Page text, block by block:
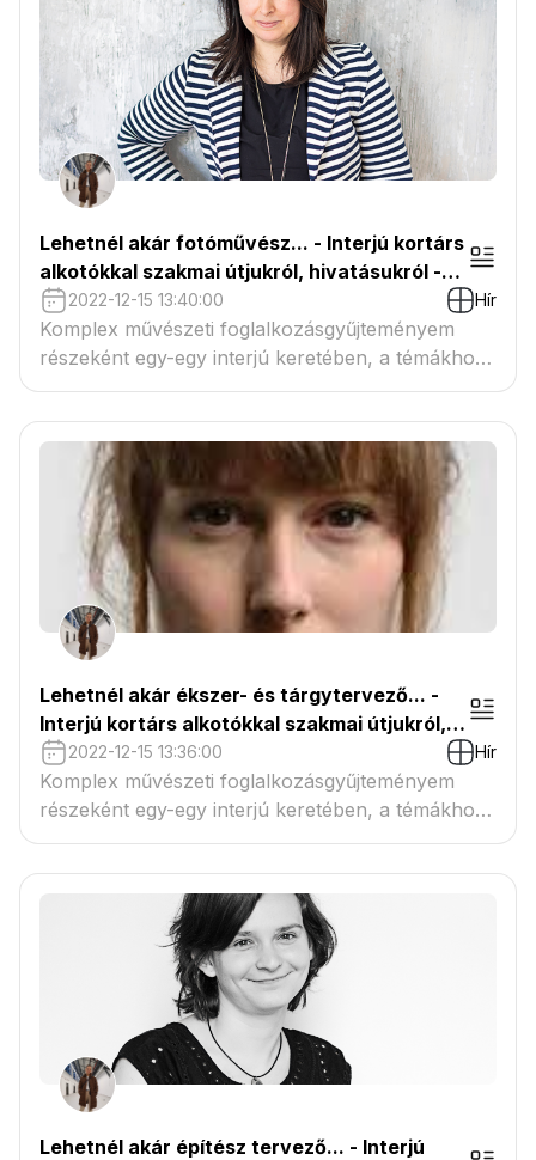
kapcsolódva beszélgettem Soltész Melinda
üvegművésszel.
Lehetnél akár fotóművész... - Interjú kortárs
alkotókkal szakmai útjukról, hivatásukról -
Pályi Zsófia fotóművész
2022-12-15 13:40:00 Hír
Komplex művészeti foglalkozásgyűjteményem
részeként egy-egy interjú keretében, a témákhoz
kapcsolódva kortárs alkotókat és hivatásokat
mutatok be a művészetek iránt fogékony
gyermekeknek. A Középkor világához
kapcsolódva beszélgettem Pályi Zsófia
fotóművésszel.
Lehetnél akár ékszer- és tárgytervező... -
Interjú kortárs alkotókkal szakmai útjukról,
hivatásukról - Lányi Anna Borbála ékszer- és
tárgytervező
2022-12-15 13:36:00 Hír
Komplex művészeti foglalkozásgyűjteményem
részeként egy-egy interjú keretében, a témákhoz
kapcsolódva kortárs alkotókat és hivatásokat
szeretnék bemutatni a művészetek iránt fogékony
gyermekeknek. A Középkor művészeti világához
kapcsolódva beszélgettem Lányi Anna Borbála
ékszer- és tárgytervezővel.
Lehetnél akár építész tervező... - Interjú